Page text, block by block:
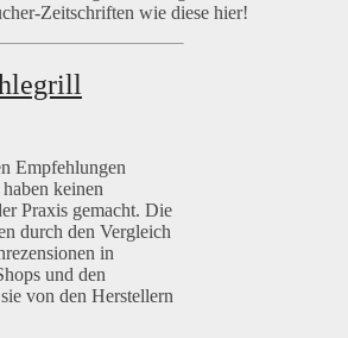
Zeitschriften wie diese hier!
Empfehlungen
keinen
Praxis gemacht. Die
durch den Vergleich
in
und den
von den Herstellern